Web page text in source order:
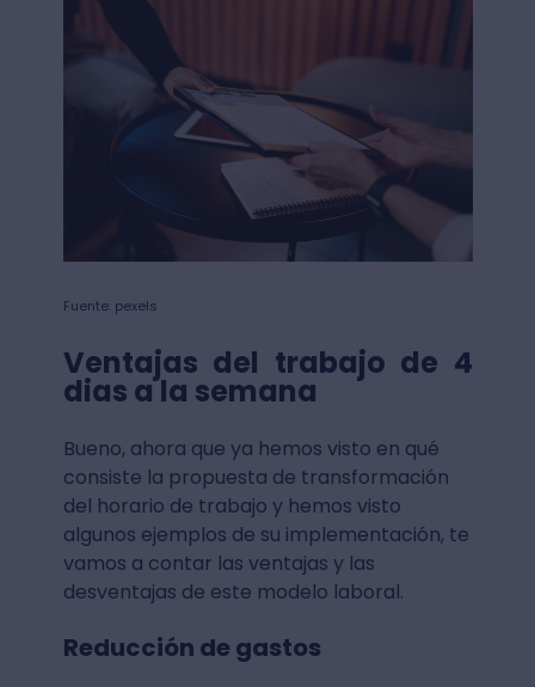
Fuente: pexels
Ventajas del trabajo de 4
dias a la semana
Bueno, ahora que ya hemos visto en qué
consiste la propuesta de transformación
del horario de trabajo y hemos visto
algunos ejemplos de su implementación, te
vamos a contar las ventajas y las
desventajas de este modelo laboral.
Reducción de gastos